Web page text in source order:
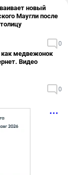
новый
Маугли после
0
медвежонок
Видео
0